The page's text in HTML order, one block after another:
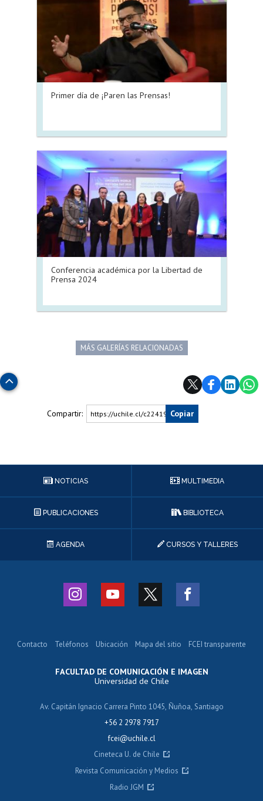
Primer día de ¡Paren las Prensas!
Conferencia académica por la Libertad de
Prensa 2024
MÁS GALERÍAS RELACIONADAS
Subir
Compartir: https://uchile.cl/c224199Copiar
NOTICIAS MULTIMEDIA
PUBLICACIONES BIBLIOTECA
AGENDA CURSOS Y TALLERES
FACULTAD DE COMUNICACIÓN E IMAGEN
Universidad de Chile
Av. Capitán Ignacio Carrera Pinto 1045, Ñuñoa, Santiago
+56 2 2978 7917
fcei@uchile.cl
Contacto Teléfonos Ubicación Mapa del sitio FCEI transparente
Cineteca U. de Chile
Revista Comunicación y Medios
Radio JGM